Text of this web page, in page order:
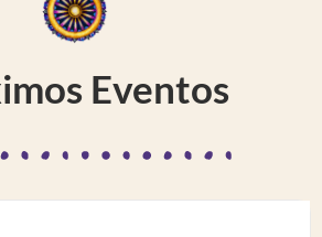
Eventos